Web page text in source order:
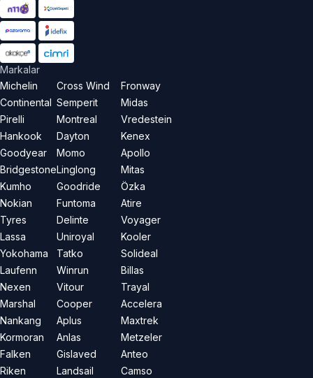
Markalar
Michelin
Continental
Pirelli
Hankook
Goodyear
Bridgestone
Kumho
Nokian
Tyres
Lassa
Yokohama
Laufenn
Nexen
Marshal
Nankang
Kormoran
Falken
Riken
Cross Wind
Semperit
Montreal
Dayton
Momo
Linglong
Goodride
Funtoma
Delinte
Uniroyal
Tatko
Winrun
Vitour
Cooper
Aplus
Anlas
Gislaved
Landsail
Fronway
Midas
Vredestein
Kenex
Apollo
Mitas
Özka
Atire
Voyager
Kooler
Solideal
Billas
Trayal
Accelera
Maxtrek
Metzeler
Anteo
Camso